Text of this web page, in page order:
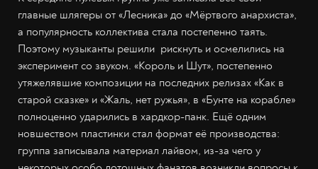
главные шлягеры от «Лесника» до «Мёртвого анархиста»,
а популярность коллектива стала постепенно таять.
Поэтому музыканты решили рискнуть и осмелились на
эксперимент со звуком. «Король и Шут», постепенно
утяжелявшие композиции на последних релизах «Как в
старой сказке» и «Жаль, нет ружья», в «Бунте на корабле»
полноценно ударились в хардкор-панк. Ещё одним
новшеством пластинки стал формат её производства:
группа записывала материал лайвом, из-за чего у